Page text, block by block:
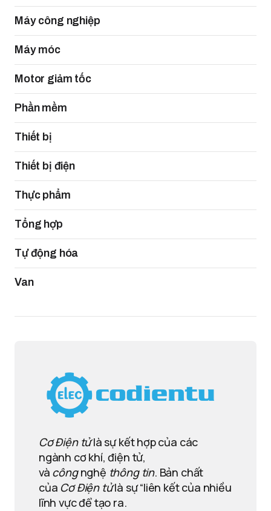
Máy công nghiệp
Máy móc
Motor giảm tốc
Phần mềm
Thiết bị
Thiết bị điện
Thực phẩm
Tổng hợp
Tự động hóa
Van
Cơ Điện tửlà sự kết hợp của các
ngành cơ khí, điện tử,
và côngnghệ thông tin. Bản chất
của Cơ Điện tửlà sự “liên kết của nhiều
lĩnh vực để tạo ra.